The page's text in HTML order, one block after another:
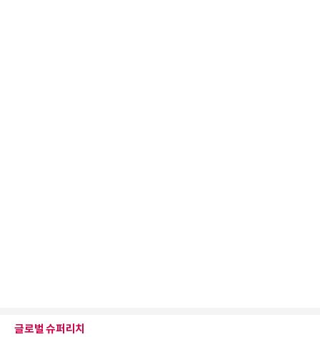
글로벌 슈퍼리치